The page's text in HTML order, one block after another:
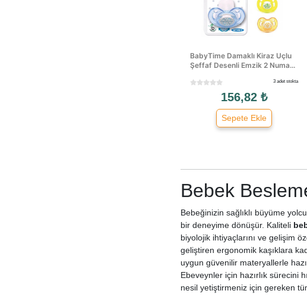
BabyTime Damaklı Kiraz Uçlu
Şeffaf Desenli Emzik 2 Numa...
3 adet stokta
156,82 ₺
Sepete Ekle
Bebek
Bebeğinizin sağlıklı büyüme
bir deneyime dönüşür. Kaliteli
biyolojik ihtiyaçlarını ve gelişim
geliştiren ergonomik kaşıklara
uygun güvenilir materyallerle
Ebeveynler için hazırlık sürecini
nesil yetiştirmeniz için gereken